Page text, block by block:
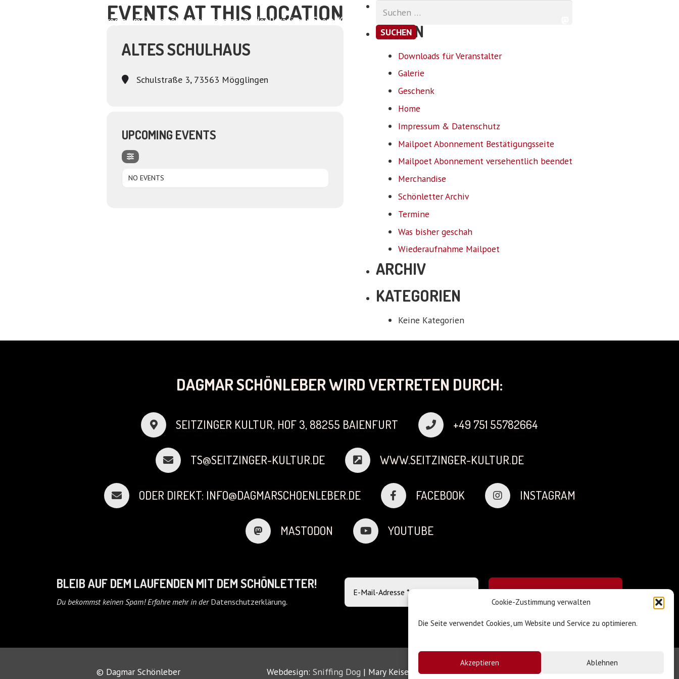
Cookie-Zustimmung verwalten
Die Seite verwendet Cookies, um Website und Service zu optimieren.
Akzeptieren Ablehnen
ProgrammeTermineMedien Dagmar und der Organismus Shop Kontakt
EVENTS AT THIS LOCATION
ALTES SCHULHAUS
Schulstraße 3, 73563 Mögglingen
UPCOMING EVENTS
NO EVENTS
nach:
SEITEN
Downloads für Veranstalter
Galerie
Geschenk
Home
Impressum & Datenschutz
Mailpoet Abonnement Bestätigungsseite
Mailpoet Abonnement versehentlich beendet
Merchandise
Schönletter Archiv
Termine
Was bisher geschah
Wiederaufnahme Mailpoet
ARCHIV
KATEGORIEN
Keine Kategorien
DAGMAR SCHÖNLEBER WIRD VERTRETEN DURCH:
SEITZINGER KULTUR, HOF 3, 88255 BAIENFURT +49 751 55782664
TS@SEITZINGER-KULTUR.DE WWW.SEITZINGER-KULTUR.DE
ODER DIREKT: INFO@DAGMARSCHOENLEBER.DE FACEBOOK INSTAGRAM
MASTODON YOUTUBE
BLEIB AUF DEM LAUFENDEN MIT DEM SCHÖNLETTER!
Du bekommst keinen Spam! Erfahre mehr in der Datenschutzerklärung.
© Dagmar Schönleber Webdesign:Sniffing Dog | Mary Keiser Impressum & Datenschutz